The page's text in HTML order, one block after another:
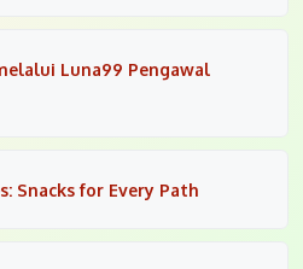
Luna99 Pengawal
Snacks for Every Path